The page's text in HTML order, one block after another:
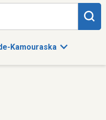
Kamouraska